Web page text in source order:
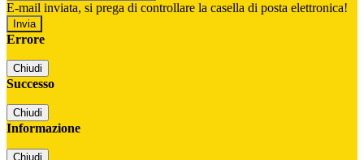
E-mail inviata, si prega di controllare la casella di posta elettronica!
Errore
Chiudi
Successo
Chiudi
Informazione
Chiudi